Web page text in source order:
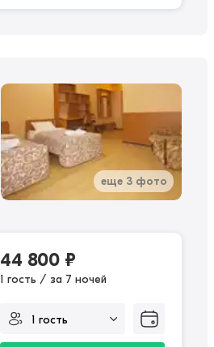
еще 3 фото
44 800 ₽
1 гость / за 7 ночей